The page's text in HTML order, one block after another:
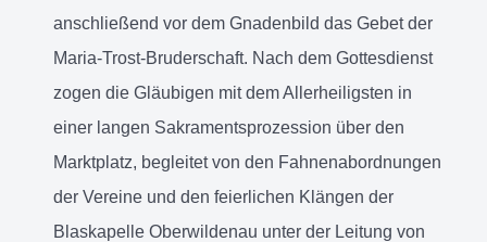
anschließend vor dem Gnadenbild das Gebet der
Maria-Trost-Bruderschaft. Nach dem Gottesdienst
zogen die Gläubigen mit dem Allerheiligsten in
einer langen Sakramentsprozession über den
Marktplatz, begleitet von den Fahnenabordnungen
der Vereine und den feierlichen Klängen der
Blaskapelle Oberwildenau unter der Leitung von